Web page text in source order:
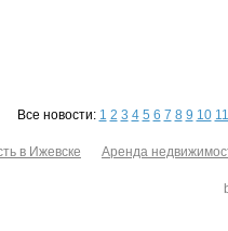
Все новости: 1 2 3 4 5 6 7 8 9 10 11
в Ижевске Аренда